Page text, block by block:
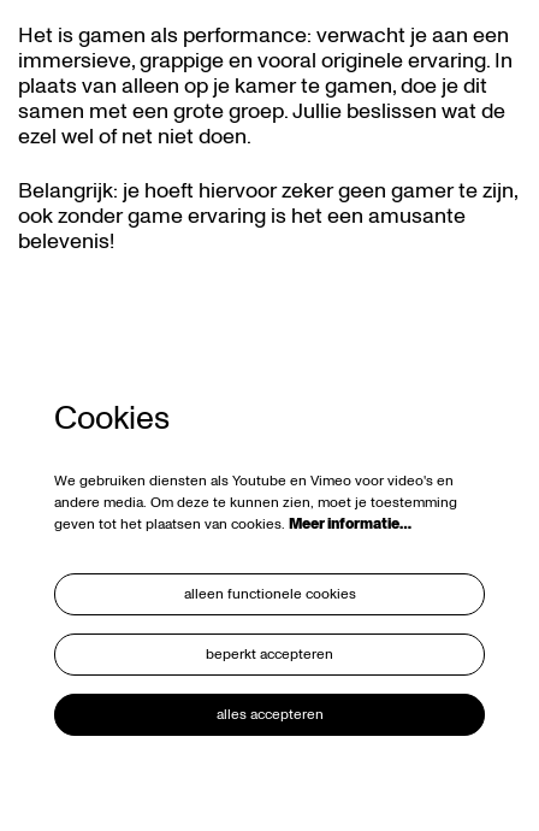
Het is gamen als performance: verwacht je aan een
immersieve, grappige en vooral originele ervaring. In
plaats van alleen op je kamer te gamen, doe je dit
samen met een grote groep. Jullie beslissen wat de
ezel wel of net niet doen.
Belangrijk: je hoeft hiervoor zeker geen gamer te zijn,
ook zonder game ervaring is het een amusante
belevenis!
Cookies
We gebruiken diensten als Youtube en Vimeo voor video's en
andere media. Om deze te kunnen zien, moet je toestemming
geven tot het plaatsen van cookies. Meer informatie…
alleen functionele cookies
beperkt accepteren
alles accepteren
Inzoomen